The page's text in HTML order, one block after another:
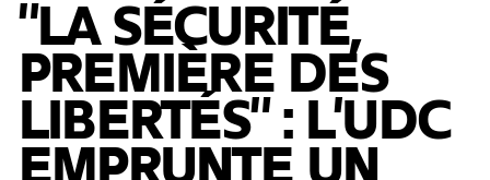
"LA SÉCURITÉ,
PREMIÈRE DES
LIBERTÉS" : L'UDC